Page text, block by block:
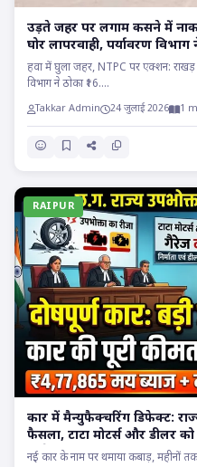
उड़ते जहर पर लगाम कसने में
घोर लापरवाही, पर्यावरण विभाग
हवा में घुला जहर, NTPC पर एक्शन: राखड़
विभाग ने ठोका ₹16....
Takkar Admin 24 जुलाई 2026 1
RAIPUR
कार में मैन्युफैक्चरिंग डिफेक्ट:
फैसला, टाटा मोटर्स और डीलर
आदेश..
नई कार के नाम पर थमाया कबाड़, महीनों